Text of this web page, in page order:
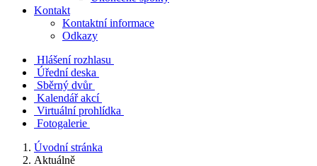
Kontakt
Kontaktní informace
Odkazy
Hlášení rozhlasu
Úřední deska
Sběrný dvůr
Kalendář akcí
Virtuální prohlídka
Fotogalerie
Úvodní stránka
Aktuálně